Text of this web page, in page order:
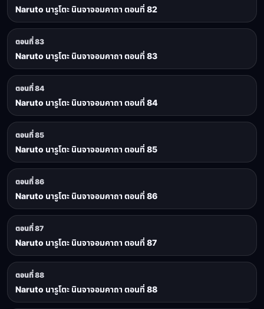
Naruto นารูโตะ นินจาจอมคาถา ตอนที่ 82
ตอนที่ 83
Naruto นารูโตะ นินจาจอมคาถา ตอนที่ 83
ตอนที่ 84
Naruto นารูโตะ นินจาจอมคาถา ตอนที่ 84
ตอนที่ 85
Naruto นารูโตะ นินจาจอมคาถา ตอนที่ 85
ตอนที่ 86
Naruto นารูโตะ นินจาจอมคาถา ตอนที่ 86
ตอนที่ 87
Naruto นารูโตะ นินจาจอมคาถา ตอนที่ 87
ตอนที่ 88
Naruto นารูโตะ นินจาจอมคาถา ตอนที่ 88